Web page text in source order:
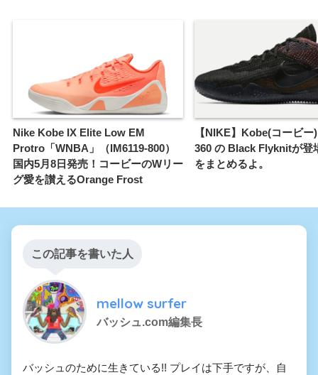
Nike Kobe IX Elite Low EM
Protro「WNBA」（IM6119-800）
国内5月8日発売！コービーのWリー
グ愛を讃えるOrange Frost
【NIKE】Kobe(コービー
360 の Black Flyknitが登
をまとめるよ。
この記事を書いた人
mellow surfer
バッシュ.com編集長
バッシュのために生きている!! プレイは下手ですが、自